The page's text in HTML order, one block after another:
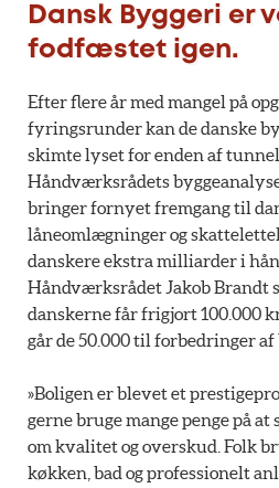
Dansk Byggeri er
fodfæstet igen.
Efter flere år med mangel på
fyringsrunder kan de danske
skimte lyset for enden af
Håndværksrådets
bringer fornyet fremgang til
låneomlægninger og
danskere ekstra milliarder i
Håndværksrådet Jakob Brandt
danskerne får frigjort 100.000
går de 50.000 til forbedringer af
»Boligen er blevet et
gerne bruge mange penge på
om kvalitet og overskud. Folk
køkken, bad og professionelt